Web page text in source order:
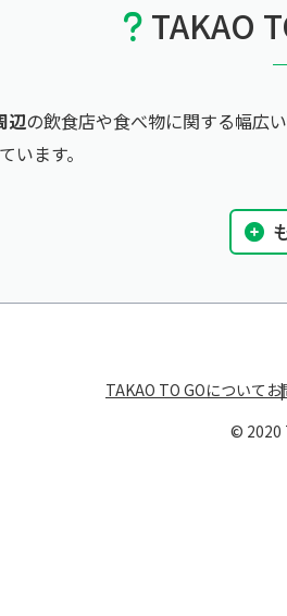
TAKAO
辺の飲食店や食べ物に関する幅広
います。
TAKAO TO GOについて お
© 2020